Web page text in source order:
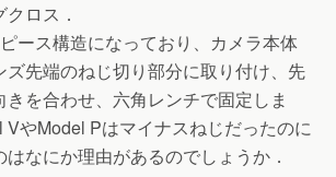
ロス．
ース構造になっており、カメラ本体
ズ先端のねじ切り部分に取り付け、先
を合わせ、六角レンチで固定しま
VやModel Pはマイナスねじだったのに
なにか理由があるのでしょうか．